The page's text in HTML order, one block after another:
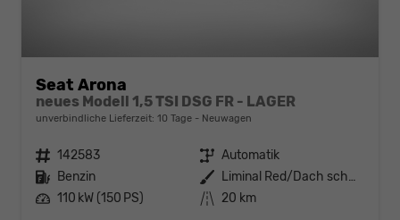
Seat Arona
neues Modell 1,5 TSI DSG FR - LAGER
unverbindliche Lieferzeit: 10 Tage Neuwagen
Fahrzeugnr. 142583 Getriebe Automatik
Kraftstoff Benzin Außenfarbe
Liminal Red/Dach schwarz Metallic (S60E)
Leistung 110 kW (150 PS) Kilometerstand 20 km